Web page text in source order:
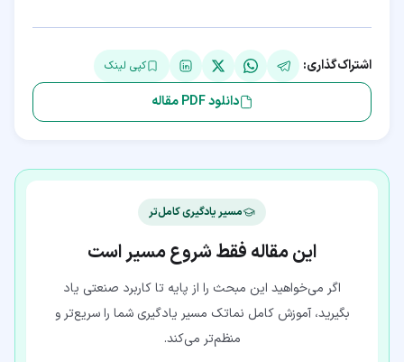
اشتراک‌گذاری: کپی لینک
دانلود PDF مقاله
مسیر یادگیری کامل‌تر
این مقاله فقط شروع مسیر است
اگر می‌خواهید این مبحث را از پایه تا کاربرد صنعتی یاد
بگیرید، آموزش کامل نماتک مسیر یادگیری شما را سریع‌تر و
منظم‌تر می‌کند.